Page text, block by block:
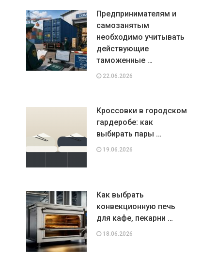
Предпринимателям и
самозанятым
необходимо учитывать
действующие
таможенные …
22.06.2026
Кроссовки в городском
гардеробе: как
выбирать пары …
19.06.2026
Как выбрать
конвекционную печь
для кафе, пекарни …
18.06.2026